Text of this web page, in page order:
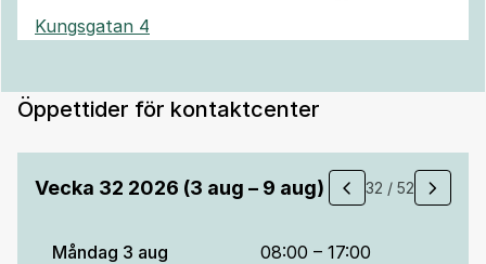
Kungsgatan 4
Öppettider för kontaktcenter
Vecka 32 2026 (3 aug – 9 aug)
Föregående vecka
32 / 52
Nästa
Måndag 3 aug 08:00 – 17:00